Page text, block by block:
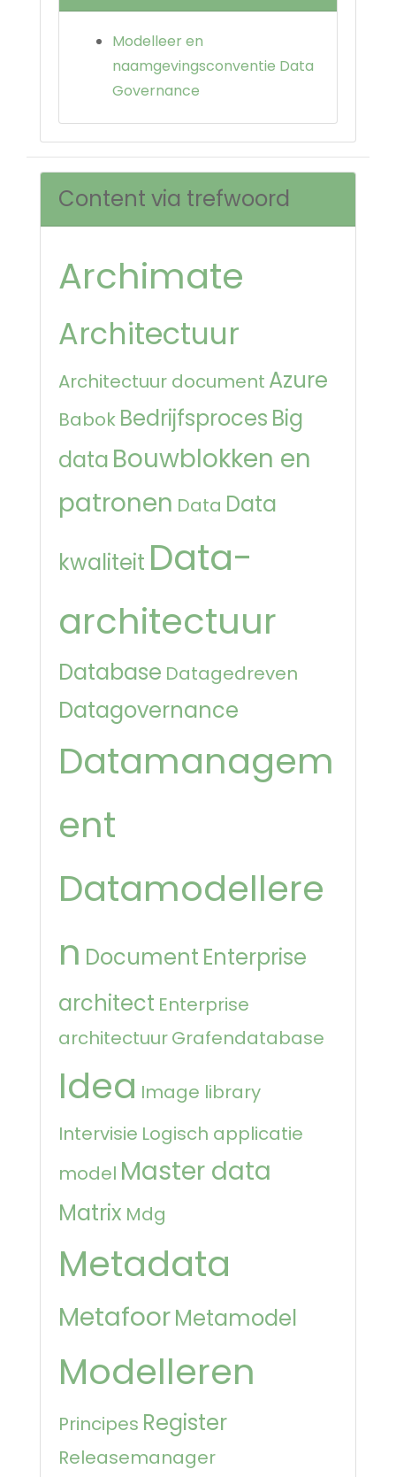
Modelleer en
naamgevingsconventie Data
Governance
Content via trefwoord
Archimate
Architectuur
Architectuur document Azure
Babok Bedrijfsproces Big
data Bouwblokken en
patronen Data Data
kwaliteit Data-
architectuur
Database Datagedreven
Datagovernance
Datamanagem
ent
Datamodellere
n Document Enterprise
architect Enterprise
architectuurGrafendatabase
Idea Image library
Intervisie Logisch applicatie
model Master data
Matrix Mdg
Metadata
MetafoorMetamodel
Modelleren
Principes Register
Releasemanager